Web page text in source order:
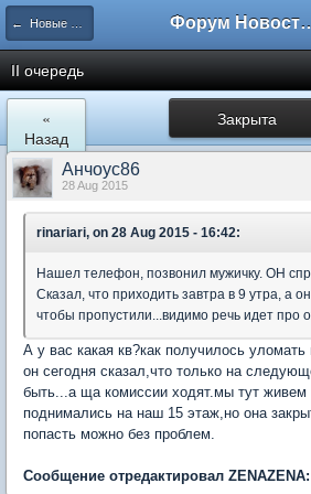
← Новые Водники Форум
II очередь
Закрыта
«
Назад
Анчоус86
28 Aug 2015
rinariari, on 28 Aug 2015 - 16:42:
Нашел телефон, позвонил мужичку. ОН
Сказал, что приходить завтра в 9 утра, а
чтобы пропустили...видимо речь идет про
А у вас какая кв?как получилось
он сегодня сказал,что только на
быть...а ща комиссии ходят.мы тут живем
поднимались на наш 15 этаж,но она
попасть можно без проблем.
Сообщение отредактировал